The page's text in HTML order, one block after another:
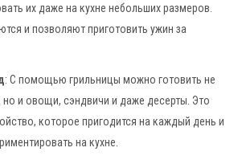
их даже на кухне небольших размеров.
и позволяют приготовить ужин за
: С помощью грильницы можно готовить не
и овощи, сэндвичи и даже десерты. Это
которое пригодится на каждый день и
на кухне.